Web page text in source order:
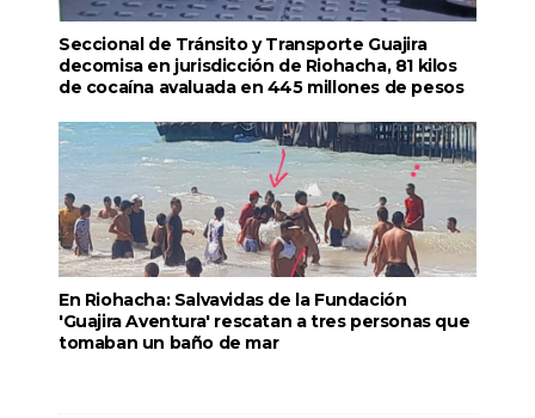
Seccional de Tránsito y Transporte Guajira
decomisa en jurisdicción de Riohacha, 81 kilos
de cocaína avaluada en 445 millones de pesos
En Riohacha: Salvavidas de la Fundación
'Guajira Aventura' rescatan a tres personas que
tomaban un baño de mar